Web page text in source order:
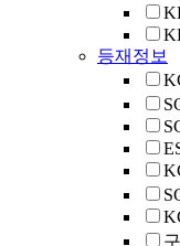
등재정보